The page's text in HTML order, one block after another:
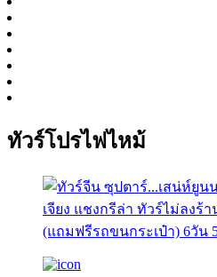
ทัวร์โปรไฟไหม้